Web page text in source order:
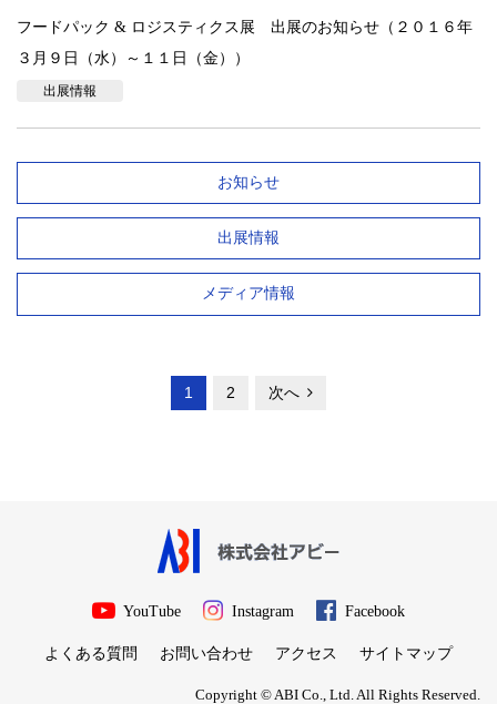
フードパック & ロジスティクス展 出展のお知らせ（２０１６年
３月９日（水）～１１日（金））
出展情報
お知らせ
出展情報
メディア情報
1 2 次へ
YouTube Instagram Facebook
よくある質問 お問い合わせ アクセス サイトマップ
Copyright © ABI Co., Ltd. All Rights Reserved.